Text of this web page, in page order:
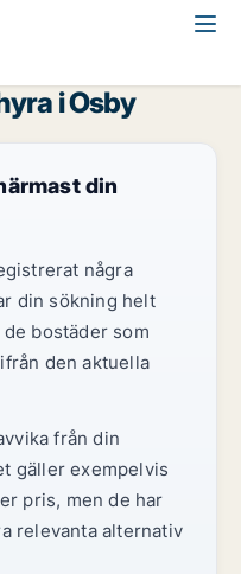
i Osby
din
några
din sökning helt
bostäder som
den aktuella
från din
gäller exempelvis
pris, men de har
relevanta alternativ